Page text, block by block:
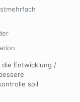
Entwicklung /
soll